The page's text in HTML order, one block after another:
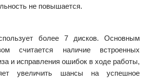
не повышается.
более 7 дисков. Основным
считается наличие встроенных
и исправления ошибок в ходе работы,
увеличить шансы на успешное